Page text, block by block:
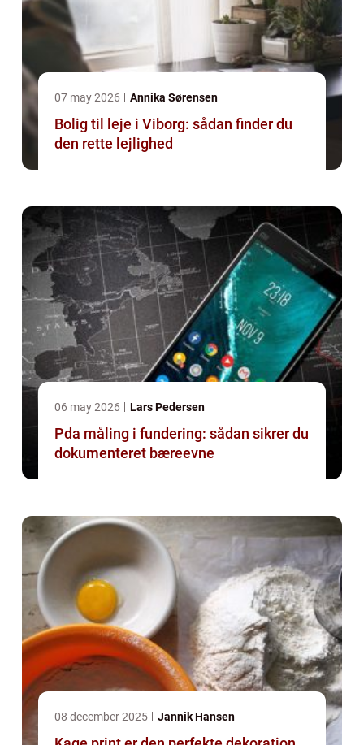
07 may 2026 Annika Sørensen
Bolig til leje i Viborg: sådan finder du
den rette lejlighed
06 may 2026 Lars Pedersen
Pda måling i fundering: sådan sikrer du
dokumenteret bæreevne
08 december 2025 Jannik Hansen